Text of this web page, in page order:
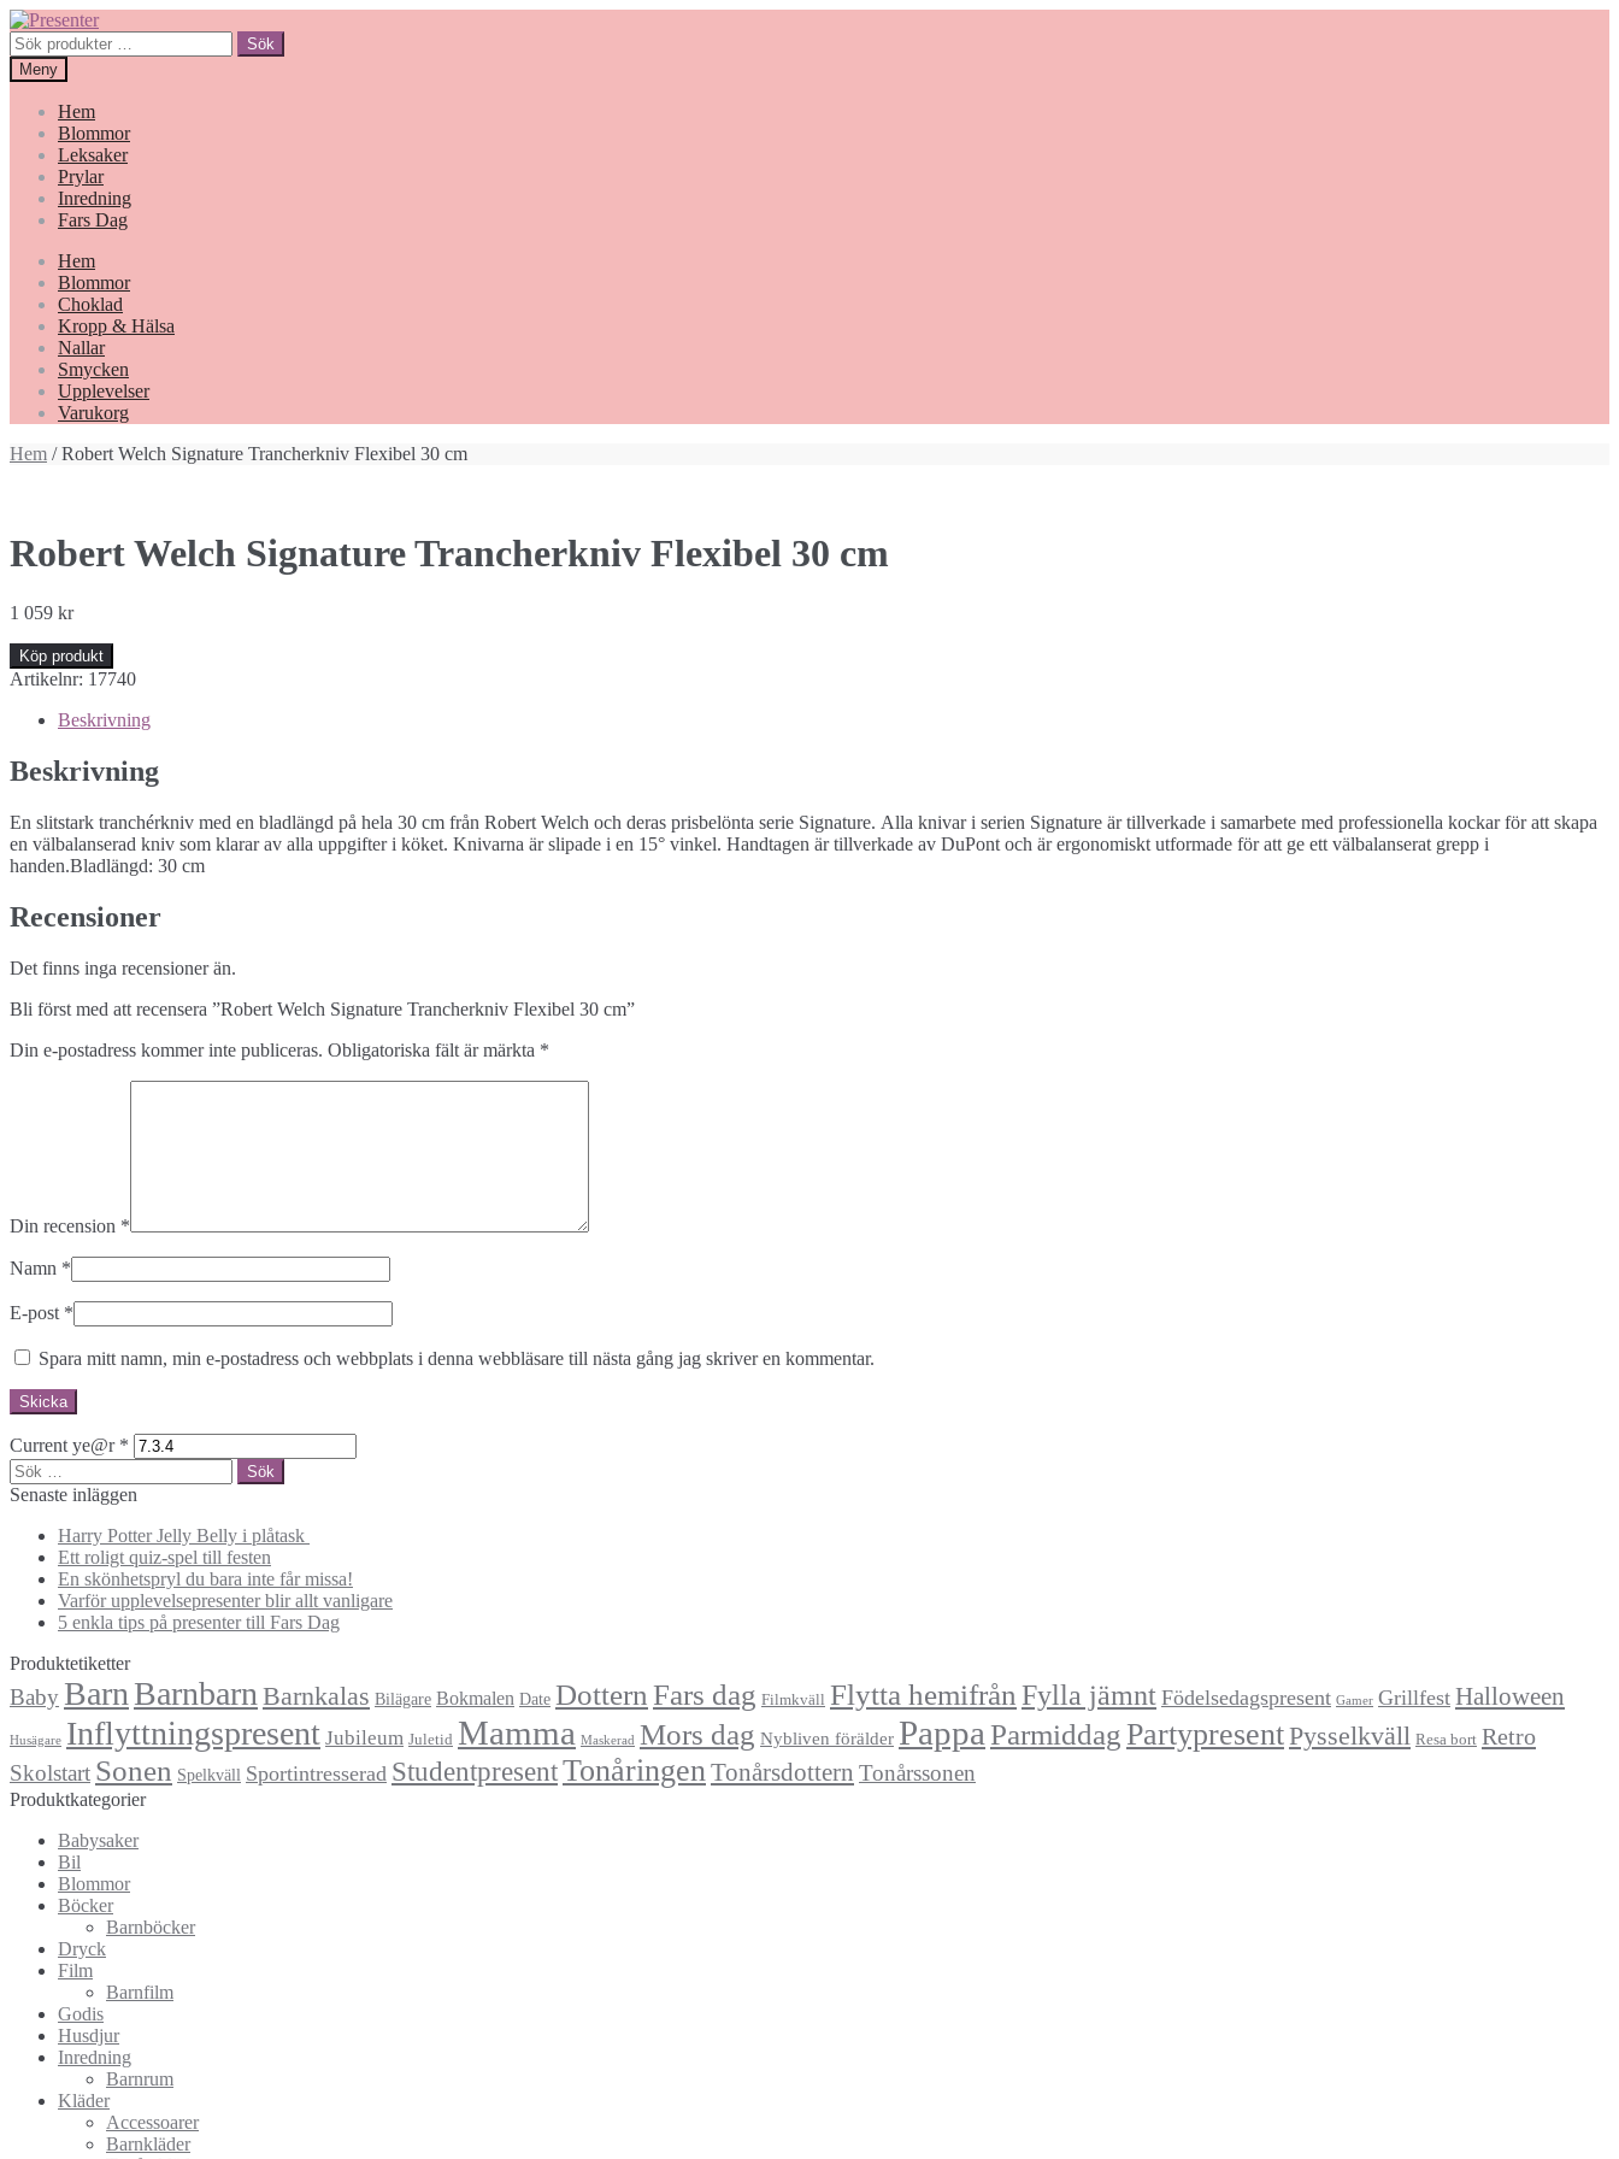
Hoppa
till
navigering
Gå
till
innehåll
Sök
efter:
Sök
Meny
Hem
Blommor
Leksaker
Prylar
Inredning
Fars Dag
Hem
Blommor
Choklad
Kropp & Hälsa
Nallar
Smycken
Upplevelser
Varukorg
Hem / Robert Welch Signature Trancherkniv Flexibel 30 cm
Robert Welch Signature Trancherkniv Flexibel 30 cm
1 059 kr
Köp produkt
Artikelnr: 17740
Beskrivning
Beskrivning
En slitstark tranchérkniv med en bladlängd på hela 30 cm från Robert Welch och deras prisbelönta serie Signature. Alla knivar i serien Signature är tillverkade i samarbete med professionella kockar för att skapa
en välbalanserad kniv som klarar av alla uppgifter i köket. Knivarna är slipade i en 15° vinkel. Handtagen är tillverkade av DuPont och är ergonomiskt utformade för att ge ett välbalanserat grepp i
handen.Bladlängd: 30 cm
Recensioner
Det finns inga recensioner än.
Bli först med att recensera ”Robert Welch Signature Trancherkniv Flexibel 30 cm”
Din e-postadress kommer inte publiceras. Obligatoriska fält är märkta *
Din recension *
Namn *
E-post *
Spara mitt namn, min e-postadress och webbplats i denna webbläsare till nästa gång jag skriver en kommentar.
Current ye@r *
Sök
efter:
Senaste inläggen
Harry Potter Jelly Belly i plåtask
Ett roligt quiz-spel till festen
En skönhetspryl du bara inte får missa!
Varför upplevelsepresenter blir allt vanligare
5 enkla tips på presenter till Fars Dag
Produktetiketter
Baby Barn Barnbarn Barnkalas Bilägare Bokmalen Date Dottern Fars dag Filmkväll Flytta hemifrån Fylla jämnt Födelsedagspresent Gamer Grillfest Halloween
Husägare Inflyttningspresent Jubileum Juletid Mamma Maskerad Mors dag Nybliven förälder Pappa ParmiddagPartypresentPysselkväll Resa bort Retro
Skolstart Sonen Spelkväll Sportintresserad StudentpresentTonåringen Tonårsdottern Tonårssonen
Produktkategorier
Babysaker
Bil
Blommor
Böcker
Barnböcker
Dryck
Film
Barnfilm
Godis
Husdjur
Inredning
Barnrum
Kläder
Accessoarer
Barnkläder